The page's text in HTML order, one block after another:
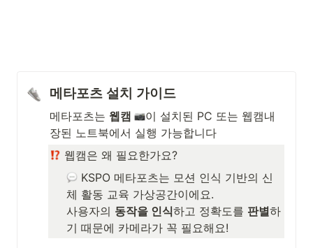
메타포츠 설치 가이드
메타포츠는 웹캠
이 설치된 PC 또는 웹캠내
장된 노트북에서 실행 가능합니다
웹캠은 왜 필요한가요?
KSPO 메타포츠는 모션 인식 기반의 신
체 활동 교육 가상공간이에요.
사용자의 동작을 인식하고 정확도를 판별하
기 때문에 카메라가 꼭 필요해요!